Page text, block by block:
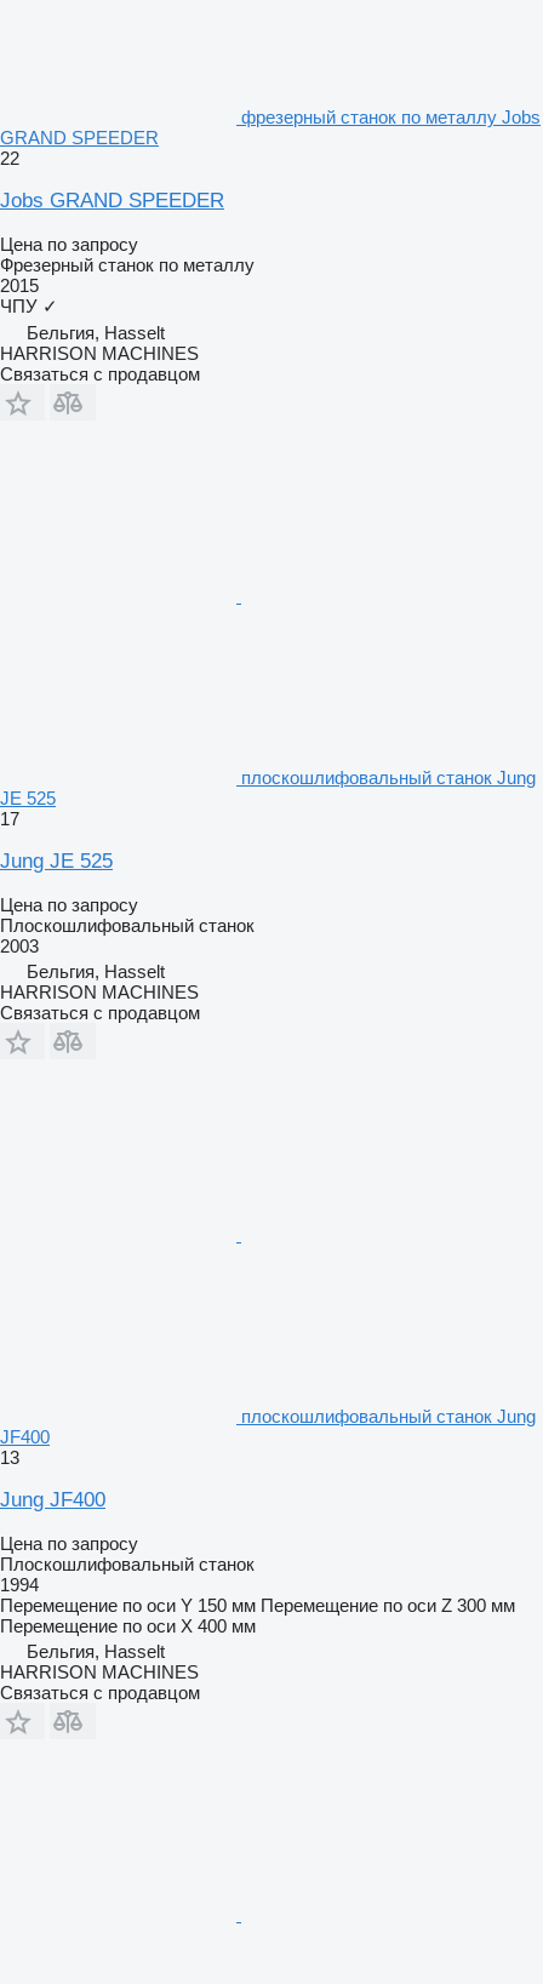
фрезерный станок по металлу Jobs
GRAND SPEEDER
22
Jobs GRAND SPEEDER
Цена по запросу
Фрезерный станок по металлу
2015
ЧПУ ✓
Бельгия, Hasselt
HARRISON MACHINES
Связаться с продавцом
плоскошлифовальный станок Jung
JE 525
17
Jung JE 525
Цена по запросу
Плоскошлифовальный станок
2003
Бельгия, Hasselt
HARRISON MACHINES
Связаться с продавцом
плоскошлифовальный станок Jung
JF400
13
Jung JF400
Цена по запросу
Плоскошлифовальный станок
1994
Перемещение по оси Y 150 мм Перемещение по оси Z 300 мм
Перемещение по оси X 400 мм
Бельгия, Hasselt
HARRISON MACHINES
Связаться с продавцом